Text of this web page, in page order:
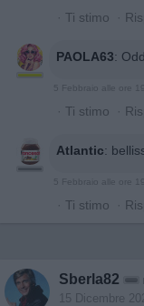
· Ti stimo ·
PAOLA63:
5 Febbraio alle ore
· Ti stimo ·
Atlantic:
5 Febbraio alle ore
· Ti stimo ·
Sberla82
15 Dicembre